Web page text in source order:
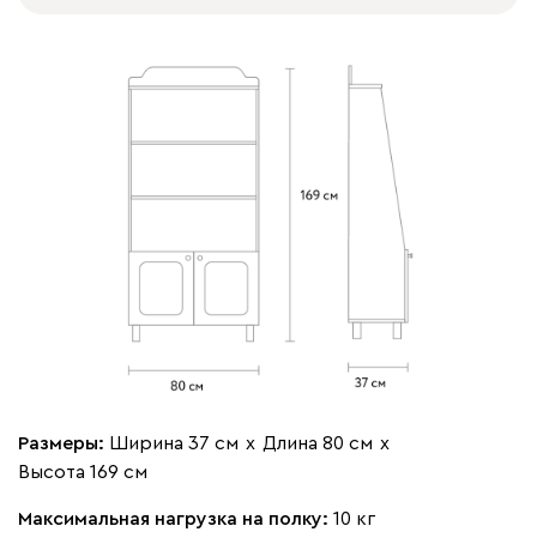
Размеры: Ширина 37 см х Длина 80 см х
Высота 169 см
Максимальная нагрузка на полку: 10 кг